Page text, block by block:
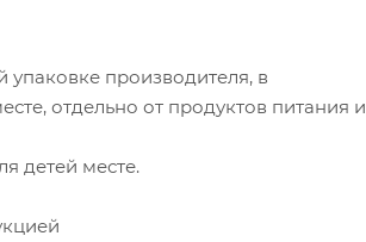
упаковке производителя, в
отдельно от продуктов питания и
детей месте.